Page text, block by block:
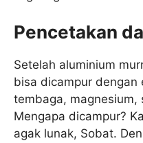
Pencetakan
Setelah aluminium
bisa dicampur dengan
tembaga, magnesium,
Mengapa dicampur?
agak lunak, Sobat.